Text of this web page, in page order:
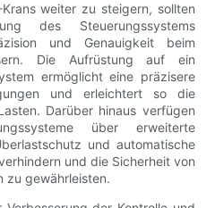
weiter zu steigern, sollten
des Steuerungssystems
und Genauigkeit beim
Die Aufrüstung auf ein
ermöglicht eine präzisere
und erleichtert so die
Darüber hinaus verfügen
über erweiterte
und automatische
und die Sicherheit von
zu gewährleisten.